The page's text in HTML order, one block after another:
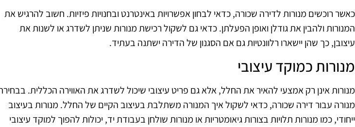
כאשר רוכשים מנורות לדירה שכורה, כדאי לבחון אפשרויות באינטרנט ובחנויות פיזיות. חשוב להרגיש את
המנורות ולהבין את גודלן ואופן הפעלתן. כדאי גם לשקול רכישת מנורות שניתן לשדרג או לשנות את
עיצובן, כך שהן יישארו רלוונטיות גם אם הסגנון של הדירה ישתנה בעתיד.
מנורות כמוקד עיצובי
מנורות אינן רק אמצעי להאיר את החלל, אלא גם פריט עיצובי שיכול לשדרג את האווירה הכללית.
מנורה עבור דירה שכורה, כדאי לשקול איך המנורה משתלבת בעיצוב הקיים של החלל. מנורות בעיצוב
ייחודי, כמו מנורות תלויות בצורות גיאומטריות או מנורות שולחן בעבודת יד, יכולות להפוך למוקד עיצובי